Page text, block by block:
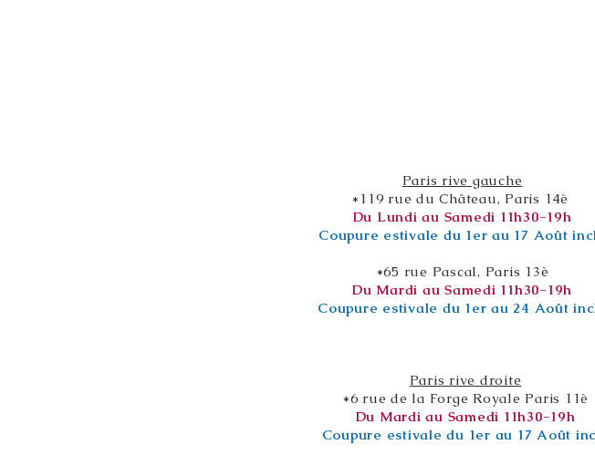
Paris rive gauche
*119 rue du Château, Paris 14è
Du Lundi au Samedi 11h30-19h
Coupure estivale du 1er au 17 Août
*65 rue Pascal, Paris 13è
Du Mardi au Samedi 11h30-19h
Coupure estivale du 1er au 24 Août
Paris rive droite
*6 rue de la Forge Royale Paris 11è
Du Mardi au Samedi 11h30-19h
Coupure estivale du 1er au 17 Août